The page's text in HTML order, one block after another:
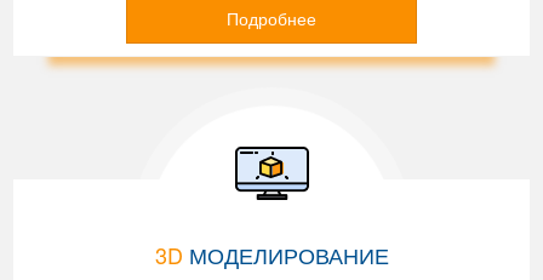
Подробнее
3D МОДЕЛИРОВАНИЕ